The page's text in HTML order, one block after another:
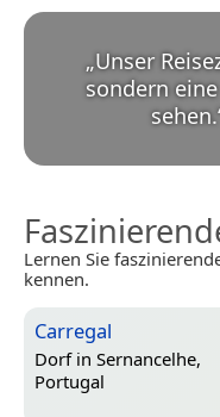
„Unser
sondern
sehen.
Lernen Sie
kennen.
Carregal
Dorf in Sernancelhe,
Portugal